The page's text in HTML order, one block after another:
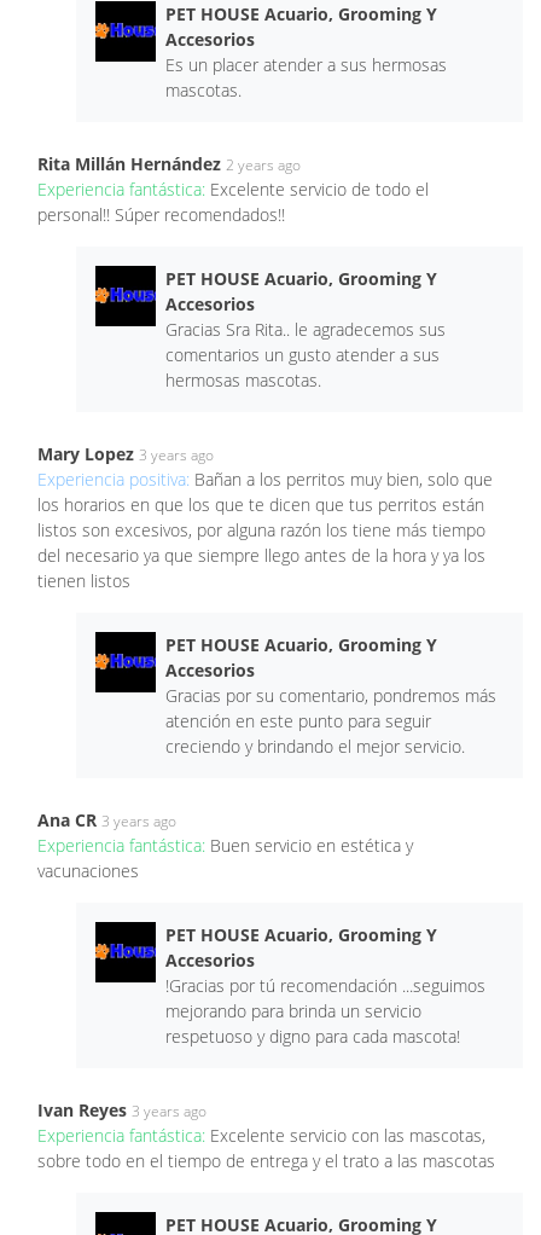
PET HOUSE Acuario, Grooming Y
Accesorios
Es un placer atender a sus hermosas
mascotas.
Rita Millán Hernández 2 years ago
Experiencia fantástica: Excelente servicio de todo el
personal!! Súper recomendados!!
PET HOUSE Acuario, Grooming Y
Accesorios
Gracias Sra Rita.. le agradecemos sus
comentarios un gusto atender a sus
hermosas mascotas.
Mary Lopez 3 years ago
Experiencia positiva: Bañan a los perritos muy bien, solo que
los horarios en que los que te dicen que tus perritos están
listos son excesivos, por alguna razón los tiene más tiempo
del necesario ya que siempre llego antes de la hora y ya los
tienen listos
PET HOUSE Acuario, Grooming Y
Accesorios
Gracias por su comentario, pondremos más
atención en este punto para seguir
creciendo y brindando el mejor servicio.
Ana CR 3 years ago
Experiencia fantástica: Buen servicio en estética y
vacunaciones
PET HOUSE Acuario, Grooming Y
Accesorios
!Gracias por tú recomendación ...seguimos
mejorando para brinda un servicio
respetuoso y digno para cada mascota!
Ivan Reyes 3 years ago
Experiencia fantástica: Excelente servicio con las mascotas,
sobre todo en el tiempo de entrega y el trato a las mascotas
PET HOUSE Acuario, Grooming Y